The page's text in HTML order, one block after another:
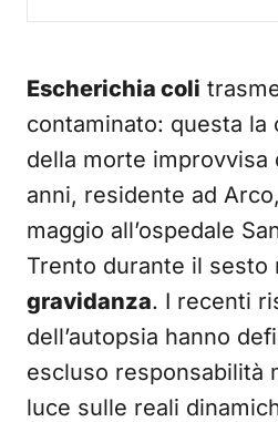
Escherichia coli
contaminato: questa la
della morte improvvisa
anni, residente ad
maggio all’ospedale
Trento durante il sesto
gravidanza. I recenti
dell’autopsia hanno
escluso responsabilità
luce sulle reali